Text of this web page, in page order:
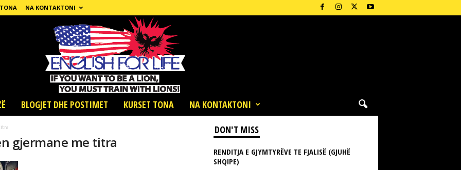
NA KONTAKTONI
BLOGJET DHE POSTIMET KURSET TONA NA KONTAKTONI
gjermane me titra
DON'T MISS
RENDITJA E GJYMTYRËVE TE FJALISË (GJUHË
SHQIPE)